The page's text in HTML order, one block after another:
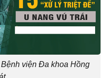
viện Đa khoa Hồng